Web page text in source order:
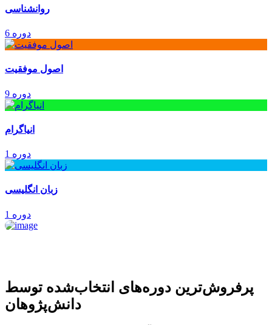
روانشناسی
6 دوره
اصول موفقیت
9 دوره
انیاگرام
1 دوره
زبان انگلیسی
1 دوره
پرفروش‌ترین‌ دوره‌های انتخاب‌شده توسط
دانش‌پژوهان